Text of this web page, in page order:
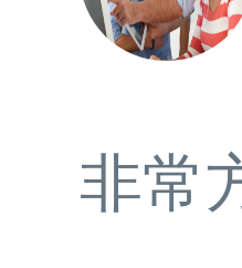
非常